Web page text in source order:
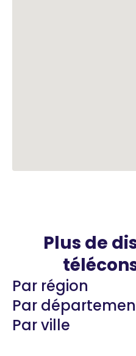
Plus de
Par région
Par
Par ville